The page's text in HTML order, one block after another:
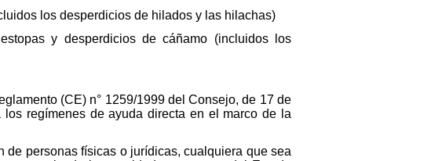
los desperdicios de hilados y las hilachas)
y desperdicios de cáñamo (incluidos los
(CE) n° 1259/1999 del Consejo, de 17 de
regímenes de ayuda directa en el marco de la
de personas físicas o jurídicas, cualquiera que sea